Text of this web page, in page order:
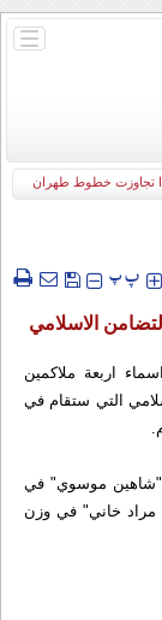
باز
تجاوزت خطوط طهران
‍‍‍ پپ
الاسلامي
اربعة ملاكمين
التي ستقام في
احمدي صفا" في وزن 49 كلغم، "شاهين موسوي" في
في وزن 91 كلغم و"رضا مراد خاني" في وزن